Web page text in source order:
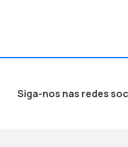
Siga-nos nas redes